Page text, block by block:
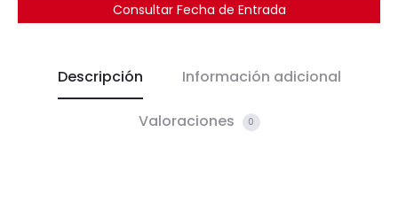
Consultar Fecha de Entrada
Descripción Información adicional
Valoraciones 0